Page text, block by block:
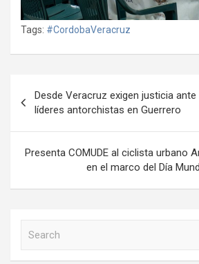
Tags: #CordobaVeracruz
de
entradas
Desde Veracruz exigen justicia
líderes antorchistas en Guerrero
Presenta COMUDE al ciclista urbano
en el marco del Día